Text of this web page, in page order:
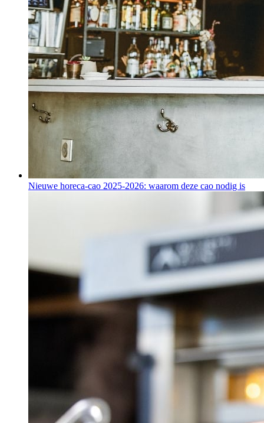
Nieuwe horeca-cao 2025-2026: waarom deze cao nodig is